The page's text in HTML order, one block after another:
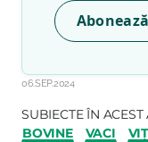
06.SEP.2024
SUBIECTE ÎN ACEST
BOVINE
VACI